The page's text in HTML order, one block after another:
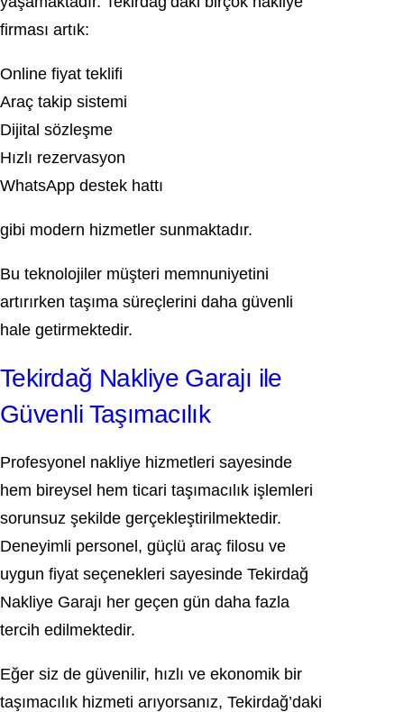
firması artık:
Online fiyat teklifi
Araç takip sistemi
Dijital sözleşme
Hızlı rezervasyon
WhatsApp destek hattı
gibi modern hizmetler sunmaktadır.
Bu teknolojiler müşteri memnuniyetini
artırırken taşıma süreçlerini daha güvenli
hale getirmektedir.
Tekirdağ Nakliye Garajı ile
Güvenli Taşımacılık
Profesyonel nakliye hizmetleri sayesinde
hem bireysel hem ticari taşımacılık işlemleri
sorunsuz şekilde gerçekleştirilmektedir.
Deneyimli personel, güçlü araç filosu ve
uygun fiyat seçenekleri sayesinde Tekirdağ
Nakliye Garajı her geçen gün daha fazla
tercih edilmektedir.
Eğer siz de güvenilir, hızlı ve ekonomik bir
taşımacılık hizmeti arıyorsanız, Tekirdağ’daki